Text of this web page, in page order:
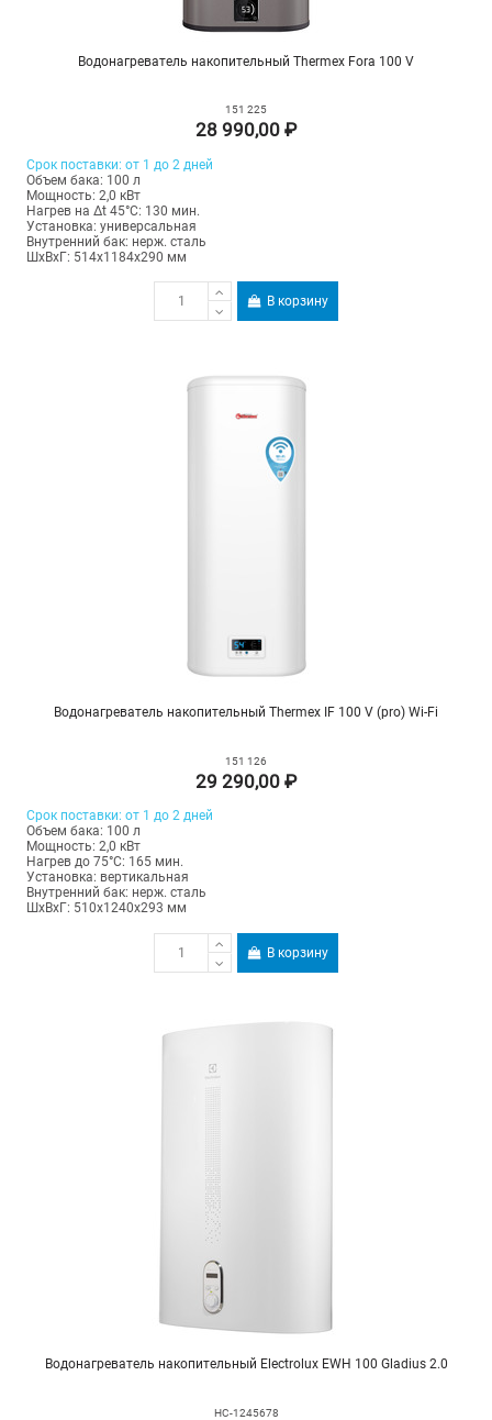
Водонагреватель накопительный Thermex Fora 100 V
151 225
28 990,00 ₽
Срок поставки: от 1 до 2 дней
Объем бака: 100 л
Мощность: 2,0 кВт
Нагрев на Δt 45°С: 130 мин.
Установка: универсальная
Внутренний бак: нерж. сталь
ШхВхГ: 514х1184х290 мм
В корзину
Водонагреватель накопительный Thermex IF 100 V (pro) Wi-Fi
151 126
29 290,00 ₽
Срок поставки: от 1 до 2 дней
Объем бака: 100 л
Мощность: 2,0 кВт
Нагрев до 75°С: 165 мин.
Установка: вертикальная
Внутренний бак: нерж. сталь
ШхВхГ: 510х1240х293 мм
В корзину
Водонагреватель накопительный Electrolux EWH 100 Gladius 2.0
НС-1245678